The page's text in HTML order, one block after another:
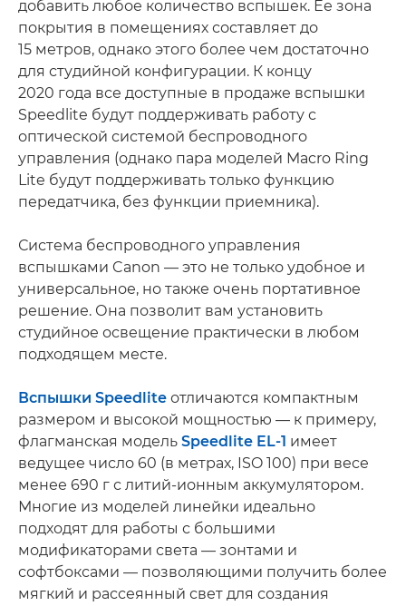
добавить любое количество вспышек. Ее зона
покрытия в помещениях составляет до
15 метров, однако этого более чем достаточно
для студийной конфигурации. К концу
2020 года все доступные в продаже вспышки
Speedlite будут поддерживать работу с
оптической системой беспроводного
управления (однако пара моделей Macro Ring
Lite будут поддерживать только функцию
передатчика, без функции приемника).
Система беспроводного управления
вспышками Canon — это не только удобное и
универсальное, но также очень портативное
решение. Она позволит вам установить
студийное освещение практически в любом
подходящем месте.
Вспышки Speedlite отличаются компактным
размером и высокой мощностью — к примеру,
флагманская модель Speedlite EL-1 имеет
ведущее число 60 (в метрах, ISO 100) при весе
менее 690 г с литий-ионным аккумулятором.
Многие из моделей линейки идеально
подходят для работы с большими
модификаторами света — зонтами и
софтбоксами — позволяющими получить более
мягкий и рассеянный свет для создания